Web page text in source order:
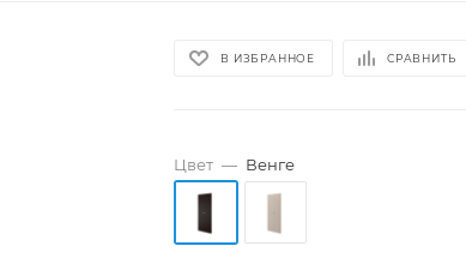
В ИЗБРАННОЕ СРАВНИТЬ
Цвет — Венге